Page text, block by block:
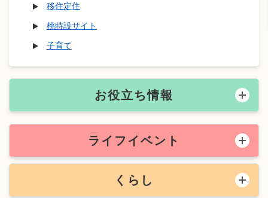
移住定住
桃特設サイト
子育て
お役立ち情報
ライフイベント
くらし